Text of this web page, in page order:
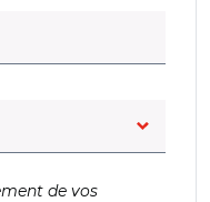
de vos